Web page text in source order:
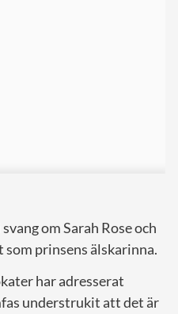
om Sarah Rose och
prinsens älskarinna.
har adresserat
understrukit att det är